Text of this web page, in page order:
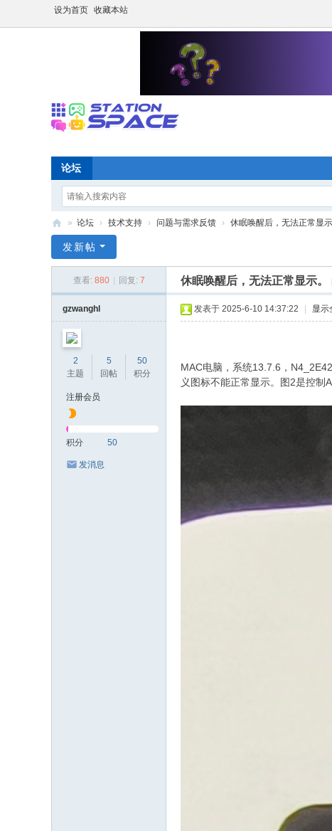
设为首页 收藏本站
论坛
P
» 论坛 › 技术支持 › 问题与需求反馈 › 休眠唤醒后，无法正常显示
发新帖
查看: 880 回复: 7 休眠唤醒后，无法正常显示。
gzwanghl
2
主题
5
回帖
50
积分
注册会员
积分 50
发消息
发表于 2025-6-10 14:37:22 显示
MAC电脑，系统13.7.6，
义图标不能正常显示。图2是控制